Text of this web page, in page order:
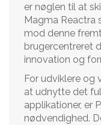
er nøglen til at
Magma Reactra
mod denne
brugercentreret
innovation og
For udviklere og
at udnytte det
applikationer, er
nødvendighed.